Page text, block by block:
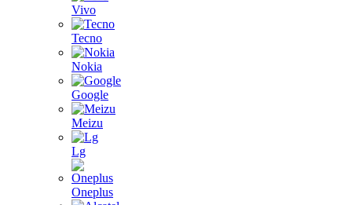
Vivo
Tecno
Nokia
Google
Meizu
Lg
Oneplus